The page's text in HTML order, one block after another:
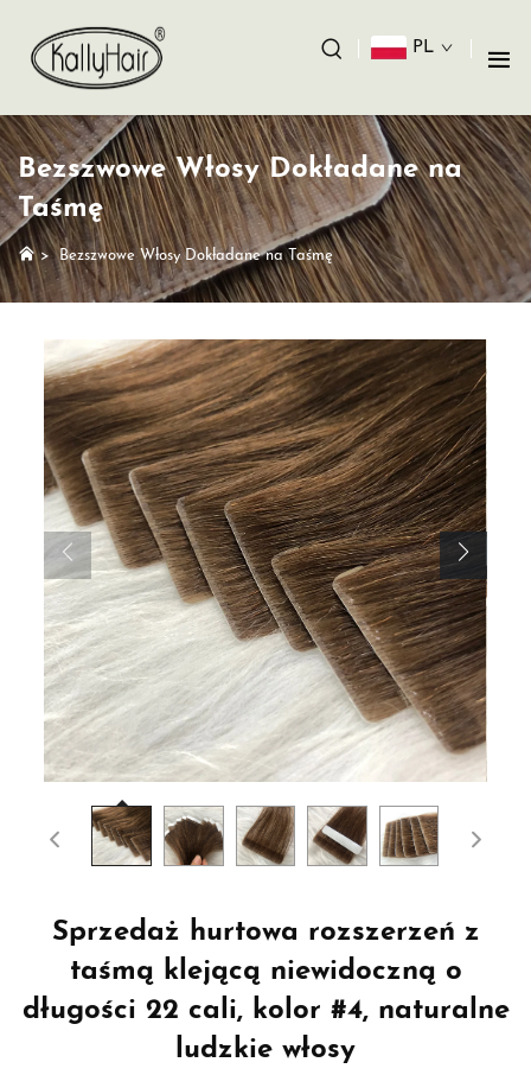
PL
Bezszwowe Włosy Dokładane na
Taśmę
>Bezszwowe Włosy Dokładane na Taśmę
Sprzedaż hurtowa rozszerzeń z
taśmą klejącą niewidoczną o
długości 22 cali, kolor #4, naturalne
ludzkie włosy